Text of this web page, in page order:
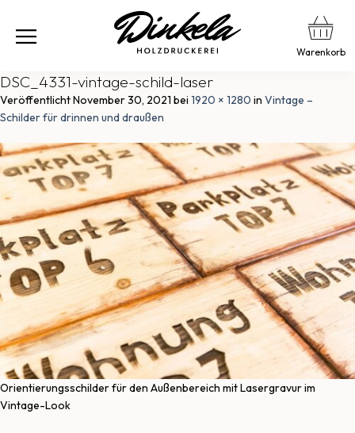
Warenkorb
DSC_4331-vintage-schild-laser
VeröffentlichtNovember 30, 2021 bei 1920 × 1280 in Vintage –
Schilder für drinnen und draußen
Orientierungsschilder für den Außenbereich mit Lasergravur im
Vintage-Look